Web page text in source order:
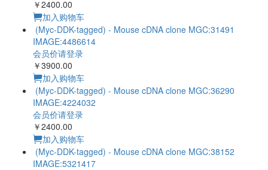
(Myc-DDK-tagged) - Mouse cDNA clone MGC:25820
IMAGE:4164906
会员价请登录
￥1900.00
加入购物车
(Myc-DDK-tagged) - Mouse cDNA clone MGC:30228
IMAGE:4206515
会员价请登录
￥2400.00
加入购物车